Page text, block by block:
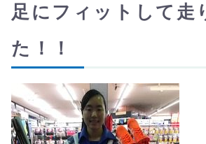
足にフィットして走
た！！